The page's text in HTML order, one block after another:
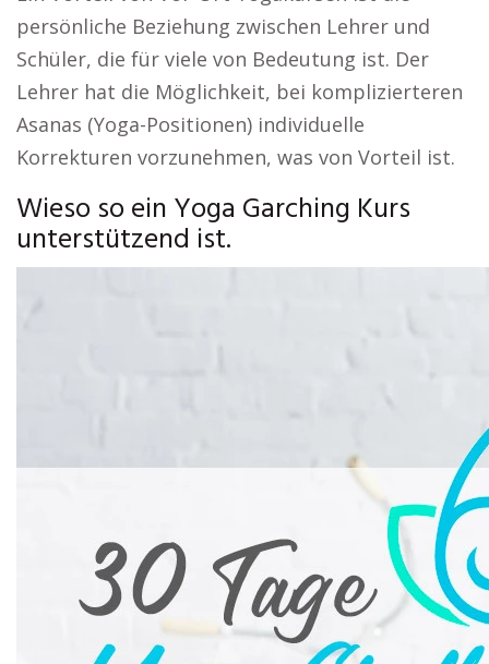
persönliche Beziehung zwischen Lehrer und
Schüler, die für viele von Bedeutung ist. Der
Lehrer hat die Möglichkeit, bei komplizierteren
Asanas (Yoga-Positionen) individuelle
Korrekturen vorzunehmen, was von Vorteil ist.
Wieso so ein Yoga Garching Kurs
unterstützend ist.